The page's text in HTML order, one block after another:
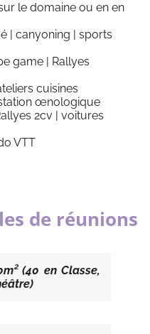
le domaine ou en en
| canyoning | sports
game | Rallyes
cuisines
œnologique
2cv | voitures
VTT
de réunions
(40 en Classe,